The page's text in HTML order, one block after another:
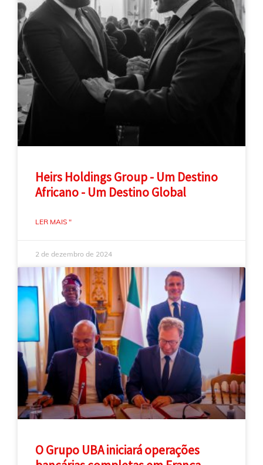
Heirs Holdings Group - Um Destino
Africano - Um Destino Global
LER MAIS "
2 de dezembro de 2024
O Grupo UBA iniciará operações